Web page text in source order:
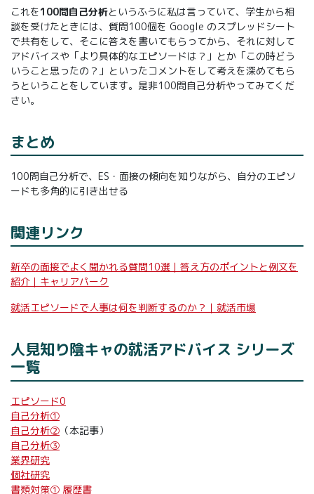
これを100問自己分析というふうに私は言っていて、学生から相
談を受けたときには、質問100個を Google のスプレッドシート
で共有をして、そこに答えを書いてもらってから、それに対して
アドバイスや「より具体的なエピソードは？」とか「この時どう
いうこと思ったの？」といったコメントをして考えを深めてもら
うということをしています。是非100問自己分析やってみてくだ
さい。
まとめ
100問自己分析で、ES・面接の傾向を知りながら、自分のエピソ
ードも多角的に引き出せる
関連リンク
新卒の面接でよく聞かれる質問10選｜答え方のポイントと例文を
紹介｜キャリアパーク
就活エピソードで人事は何を判断するのか？｜就活市場
人見知り陰キャの就活アドバイス シリーズ
一覧
エピソード0
自己分析①
自己分析② （本記事）
自己分析③
業界研究
個社研究
書類対策① 履歴書